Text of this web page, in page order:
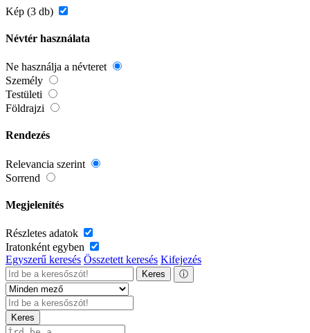
Kép (3 db)
Névtér használata
Ne használja a névteret
Személy
Testületi
Földrajzi
Rendezés
Relevancia szerint
Sorrend
Megjelenítés
Részletes adatok
Iratonként egyben
Egyszerű keresés Összetett keresés Kifejezés
Keres ⓘ
Keres